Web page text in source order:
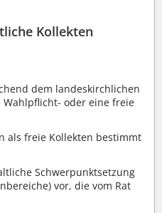
Kollekten
dem landeskirchlichen
Wahlpflicht- oder eine freie
als freie Kollekten bestimmt
Schwerpunktsetzung
vor, die vom Rat